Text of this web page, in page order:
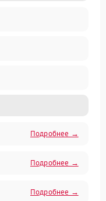
Подробнее →
Подробнее →
Подробнее →